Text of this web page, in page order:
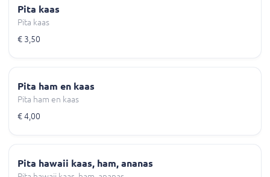
Pita kaas
Pita kaas
€ 3,50
Pita ham en kaas
Pita ham en kaas
€ 4,00
Pita hawaii kaas, ham, ananas